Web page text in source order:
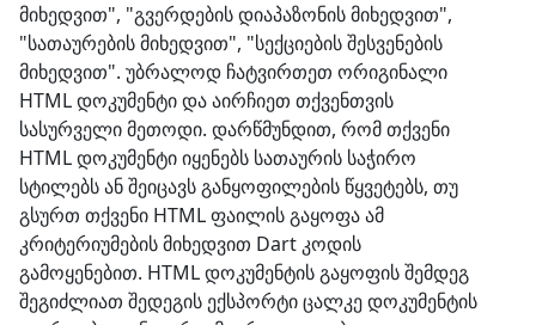
მიხედვით", "გვერდების დიაპაზონის მიხედვით",
"სათაურების მიხედვით", "სექციების შესვენების
მიხედვით". უბრალოდ ჩატვირთეთ ორიგინალი
HTML დოკუმენტი და აირჩიეთ თქვენთვის
სასურველი მეთოდი. დარწმუნდით, რომ თქვენი
HTML დოკუმენტი იყენებს სათაურის საჭირო
სტილებს ან შეიცავს განყოფილების წყვეტებს, თუ
გსურთ თქვენი HTML ფაილის გაყოფა ამ
კრიტერიუმების მიხედვით Dart კოდის
გამოყენებით. HTML დოკუმენტის გაყოფის შემდეგ
შეგიძლიათ შედეგის ექსპორტი ცალკე დოკუმენტის